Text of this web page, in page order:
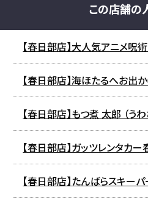
この店舗の
【春日部店】大人気アニメ呪
【春日部店】海ほたるへお出
【春日部店】もつ煮 太郎 （うわ
【春日部店】ガッツレンタカ
【春日部店】たんばらスキーパ